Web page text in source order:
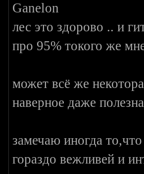
Ganelon
лес это здорово .. и
про 95% токого же
может всё же
наверное даже
замечаю иногда
гораздо вежливей и